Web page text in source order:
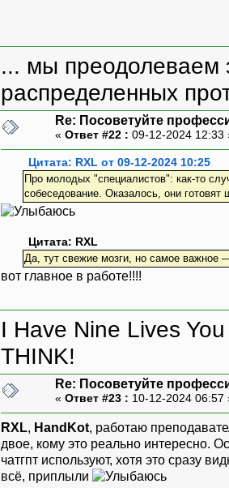
... мы преодолеваем
распределенных
Re: Посоветуйте
« Ответ #22 : 09-12-2024
Цитата: RXL от 09-12-2024 10:25
Про молодых "специалистов": как-то
собеседование. Оказалось, они
Цитата: RXL
Да, тут свежие мозги, но самое важное
вот главное в работе!!!!
I Have Nine Lives
THINK!
Re: Посоветуйте
« Ответ #23 : 10-12-2024
RXL, HandKot, работаю
двое, кому это реально интересно.
чатгпт используют, хотя это сразу
всё, приплыли